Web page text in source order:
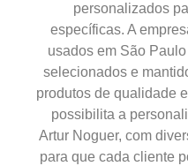
personalizados
específicas. A
usados em São
selecionados e
produtos de qualidade
possibilita a
Artur Noguer, com
para que cada cliente